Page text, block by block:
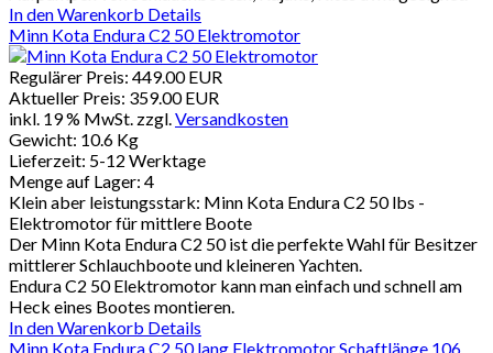
In den Warenkorb Details
Minn Kota Endura C2 50 Elektromotor
Regulärer Preis: 449.00 EUR
Aktueller Preis: 359.00 EUR
inkl. 19 % MwSt. zzgl.Versandkosten
Gewicht: 10.6 Kg
Lieferzeit: 5-12 Werktage
Menge auf Lager: 4
Klein aber leistungsstark: Minn Kota Endura C2 50 lbs -
Elektromotor für mittlere Boote
Der Minn Kota Endura C2 50 ist die perfekte Wahl für Besitzer
mittlerer Schlauchboote und kleineren Yachten.
Endura C2 50 Elektromotor kann man einfach und schnell am
Heck eines Bootes montieren.
In den Warenkorb Details
Minn Kota Endura C2 50 lang Elektromotor Schaftlänge 106